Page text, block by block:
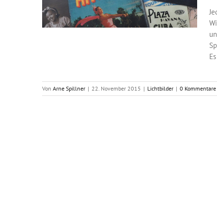
Von Arne Spillner | 22. November 2015 | Lichtbilder | 0 Kommentare